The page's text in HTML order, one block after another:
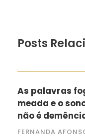
Posts
As palavras
meada e o
não é
FERNANDA